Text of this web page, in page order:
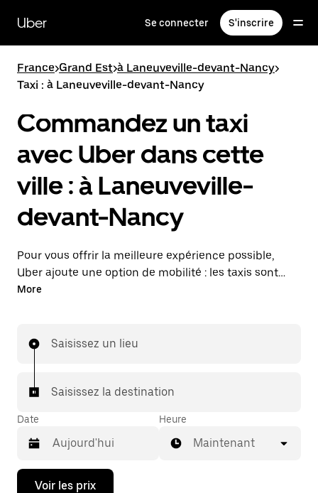
contenu
principal
Uber Se connecter S'inscrire
France>Grand Est>à Laneuveville-devant-Nancy>
Taxi : à Laneuveville-devant-Nancy
Commandez un taxi
avec Uber dans cette
ville : à Laneuveville-
devant-Nancy
Pour vous offrir la meilleure expérience possible,
Uber ajoute une option de mobilité : les taxis sont
maintenant disponibles dans l'application. Uber Taxi :
More
Saisissez un lieu
Saisissez la destination
Date
Appuyez
Heure
Maintenant
Voir les prix